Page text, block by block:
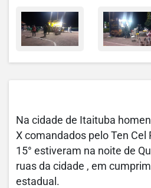
Na cidade de Itaituba
X comandados pelo Ten Cel
15° estiveram na noite de
ruas da cidade , em
estadual.